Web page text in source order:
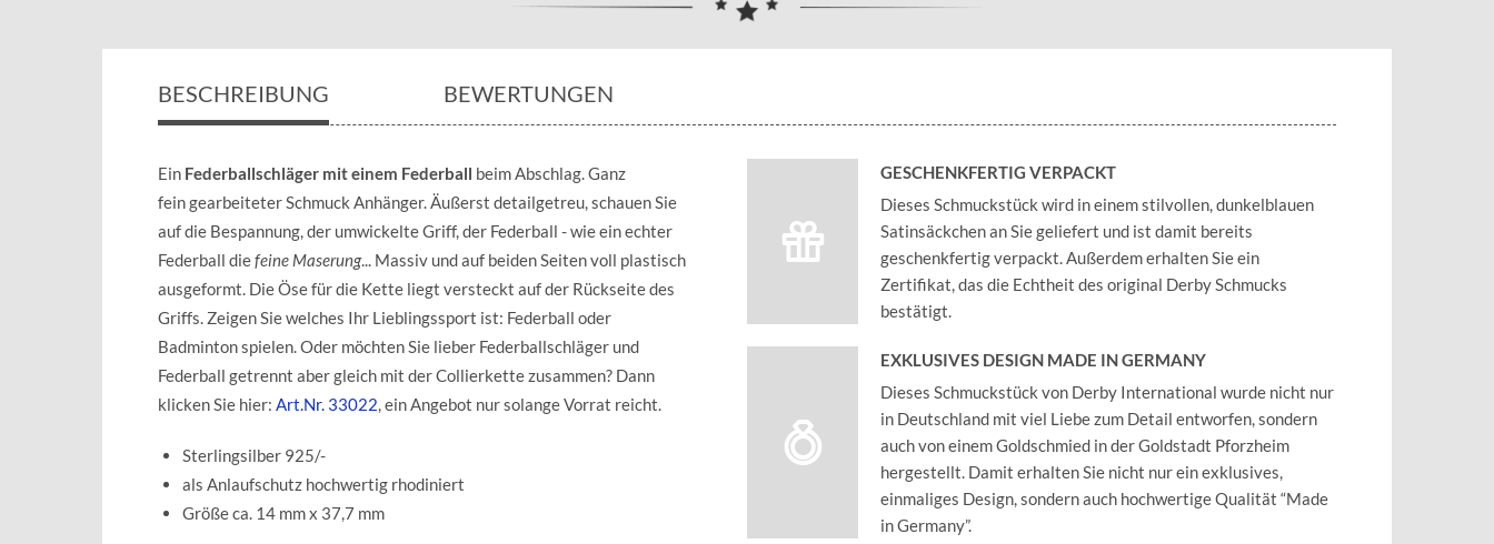
BESCHREIBUNG BEWERTUNGEN
Ein Federballschläger mit einem Federball beim Abschlag. Ganz
fein gearbeiteter Schmuck Anhänger. Äußerst detailgetreu, schauen Sie
auf die Bespannung, der umwickelte Griff, der Federball - wie ein echter
Federball diefeine Maserung... Massiv und auf beiden Seiten voll plastisch
ausgeformt. Die Öse für die Kette liegt versteckt auf der Rückseite des
Griffs. Zeigen Sie welches Ihr Lieblingssport ist: Federball oder
Badminton spielen. Oder möchten Sie lieber Federballschläger und
Federball getrennt aber gleich mit der Collierkette zusammen? Dann
klicken Sie hier: Art.Nr. 33022 , ein Angebot nur solange Vorrat reicht.
Sterlingsilber 925/-
als Anlaufschutz hochwertig rhodiniert
Größe ca. 14 mm x 37,7 mm
GESCHENKFERTIG VERPACKT
Dieses Schmuckstück wird in einem stilvollen, dunkelblauen
Satinsäckchen an Sie geliefert und ist damit bereits
geschenkfertig verpackt. Außerdem erhalten Sie ein
Zertifikat, das die Echtheit des original Derby Schmucks
bestätigt.
EXKLUSIVES DESIGN MADE IN GERMANY
Dieses Schmuckstück von Derby International wurde nicht nur
in Deutschland mit viel Liebe zum Detail entworfen, sondern
auch von einem Goldschmied in der Goldstadt Pforzheim
hergestellt. Damit erhalten Sie nicht nur ein exklusives,
einmaliges Design, sondern auch hochwertige Qualität “Made
in Germany”.